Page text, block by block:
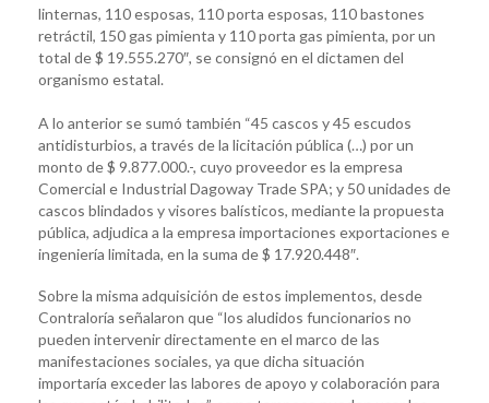
linternas, 110 esposas, 110 porta esposas, 110 bastones
retráctil, 150 gas pimienta y 110 porta gas pimienta, por un
total de $ 19.555.270″, se consignó en el dictamen del
organismo estatal.
A lo anterior se sumó también “45 cascos y 45 escudos
antidisturbios, a través de la licitación pública (…) por un
monto de $ 9.877.000.-, cuyo proveedor es la empresa
Comercial e Industrial Dagoway Trade SPA; y 50 unidades de
cascos blindados y visores balísticos, mediante la propuesta
pública, adjudica a la empresa importaciones exportaciones e
ingeniería limitada, en la suma de $ 17.920.448″.
Sobre la misma adquisición de estos implementos, desde
Contraloría señalaron que “los aludidos funcionarios no
pueden intervenir directamente en el marco de las
manifestaciones sociales, ya que dicha situación
importaría exceder las labores de apoyo y colaboración para